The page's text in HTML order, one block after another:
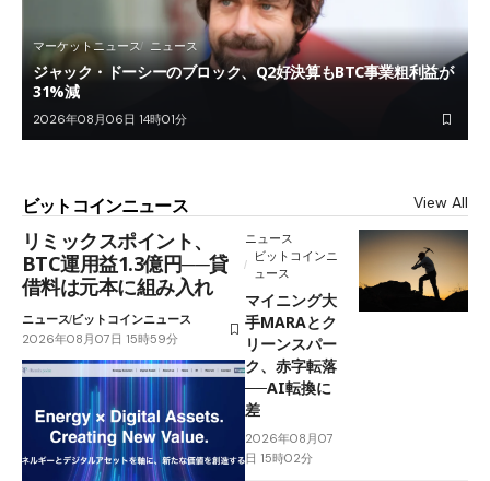
マーケットニュース ニュース
ジャック・ドーシーのブロック、Q2好決算もBTC事業粗利益が
31%減
2026年08月06日 14時01分
ビットコインニュース View All
リミックスポイント、
BTC運用益1.3億円──貸
借料は元本に組み入れ
ニュースビットコインニュース
2026年08月07日 15時59分
ニュース
ビットコインニ
ュース
マイニング大
手MARAとク
リーンスパー
ク、赤字転落
──AI転換に
差
2026年08月07
日 15時02分